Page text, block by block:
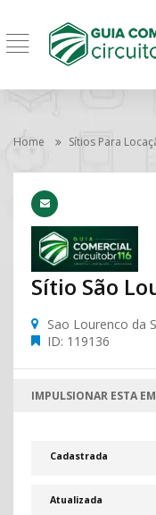
Home Sítios Para
Sítio São
Sao Lourenco da
ID: 119136
IMPULSIONAR ESTA
Cadastrada
Atualizada